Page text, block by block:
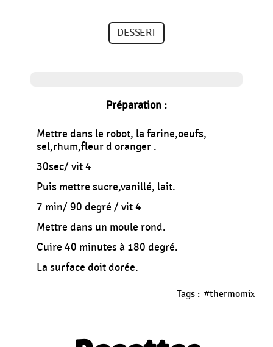
DESSERT
Préparation :
Mettre dans le robot, la farine,oeufs,
sel,rhum,fleur d oranger .
30sec/ vit 4
Puis mettre sucre,vanillé, lait.
7 min/ 90 degré / vit 4
Mettre dans un moule rond.
Cuire 40 minutes à 180 degré.
La surface doit dorée.
Tags : #thermomix